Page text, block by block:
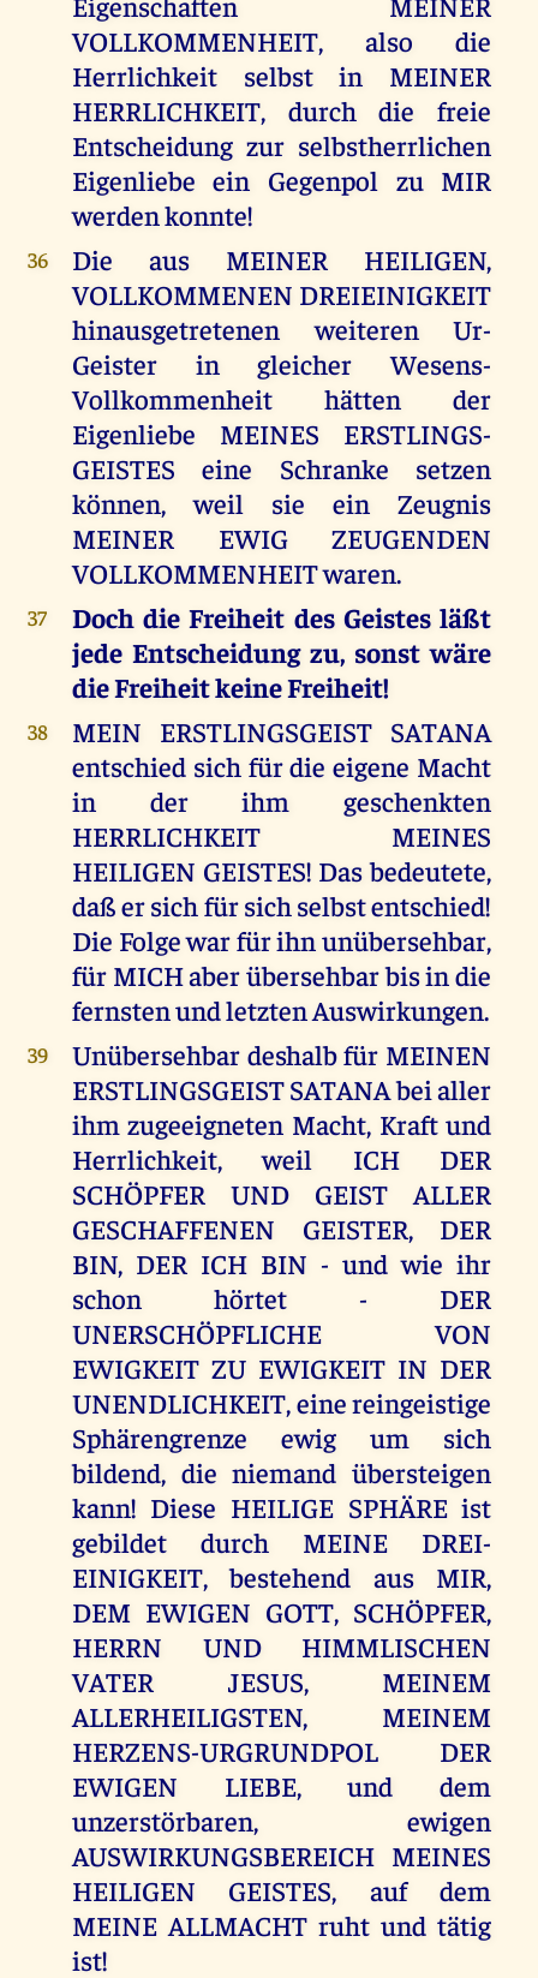
VOLLKOMMENHEIT, also die
Herrlichkeit selbst in MEINER
HERRLICHKEIT, durch die freie
Entscheidung zur selbstherrlichen
Eigenliebe ein Gegenpol zu MIR
werden konnte!
36
Die aus MEINER HEILIGEN,
VOLLKOMMENEN DREIEINIGKEIT
hinausgetretenen weiteren Ur-
Geister in gleicher Wesens-
Vollkommenheit hätten der
Eigenliebe MEINES ERSTLINGS-
GEISTES eine Schranke setzen
können, weil sie ein Zeugnis
MEINER EWIG ZEUGENDEN
VOLLKOMMENHEIT waren.
37
Doch die Freiheit des Geistes läßt
jede Entscheidung zu, sonst wäre
die Freiheit keine Freiheit!
38
MEIN ERSTLINGSGEIST SATANA
entschied sich für die eigene Macht
in der ihm geschenkten
HERRLICHKEIT MEINES
HEILIGEN GEISTES! Das bedeutete,
daß er sich für sich selbst entschied!
Die Folge war für ihn unübersehbar,
für MICH aber übersehbar bis in die
fernsten und letzten Auswirkungen.
39
Unübersehbar deshalb für MEINEN
ERSTLINGSGEIST SATANA bei aller
ihm zugeeigneten Macht, Kraft und
Herrlichkeit, weil ICH DER
SCHÖPFER UND GEIST ALLER
GESCHAFFENEN GEISTER, DER
BIN, DER ICH BIN - und wie ihr
schon hörtet - DER
UNERSCHÖPFLICHE VON
EWIGKEIT ZU EWIGKEIT IN DER
UNENDLICHKEIT, eine reingeistige
Sphärengrenze ewig um sich
bildend, die niemand übersteigen
kann! Diese HEILIGE SPHÄRE ist
gebildet durch MEINE DREI-
EINIGKEIT, bestehend aus MIR,
DEM EWIGEN GOTT, SCHÖPFER,
HERRN UND HIMMLISCHEN
VATER JESUS, MEINEM
ALLERHEILIGSTEN, MEINEM
HERZENS-URGRUNDPOL DER
EWIGEN LIEBE, und dem
unzerstörbaren, ewigen
AUSWIRKUNGSBEREICH MEINES
HEILIGEN GEISTES, auf dem
MEINE ALLMACHT ruht und tätig
ist!